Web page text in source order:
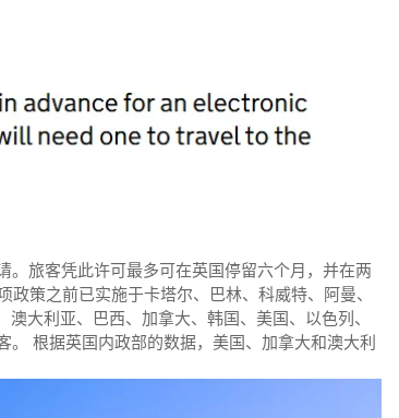
。旅客凭此许可最多可在英国停留六个月，并在两
策之前已实施于卡塔尔、巴林、科威特、阿曼、
大利亚、巴西、加拿大、韩国、美国、以色列、
根据英国内政部的数据，美国、加拿大和澳大利